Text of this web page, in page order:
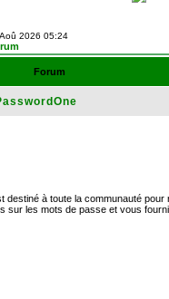
2026 05:24
Forum
destiné à toute la communauté pour
sur les mots de passe et vous